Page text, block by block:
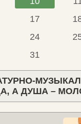
17
24
31
А ДУША –